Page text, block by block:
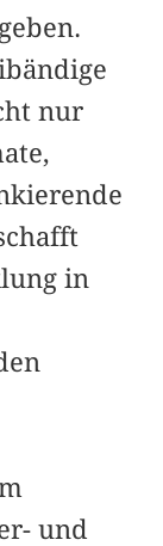
nur
in
und